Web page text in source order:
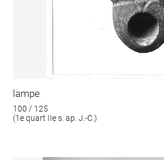
lampe
100 / 125
(1e quart IIe s. ap. J.-C.)